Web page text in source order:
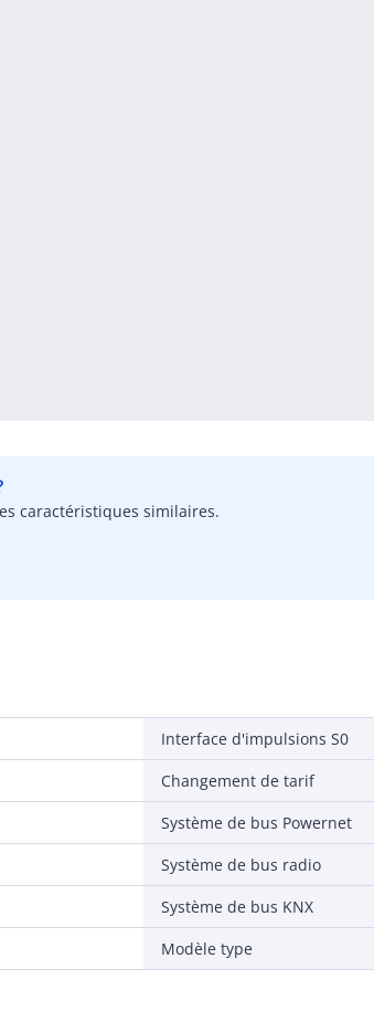
caractéristiques similaires.
Interface d'impulsions S0
Changement de tarif
Système de bus Powernet
Système de bus radio
Système de bus KNX
Modèle type